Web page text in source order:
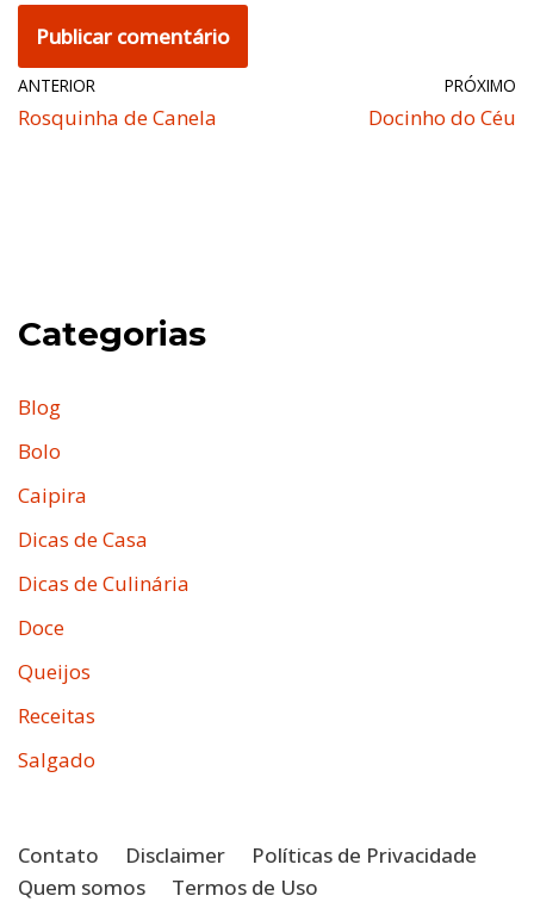
ANTERIOR
Rosquinha de Canela
PRÓXIMO
Docinho do Céu
Categorias
Blog
Bolo
Caipira
Dicas de Casa
Dicas de Culinária
Doce
Queijos
Receitas
Salgado
Contato Disclaimer
Políticas de Privacidade
Quem somos
Termos de Uso